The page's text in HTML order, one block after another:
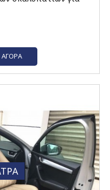
ΑΓΟΡΆ